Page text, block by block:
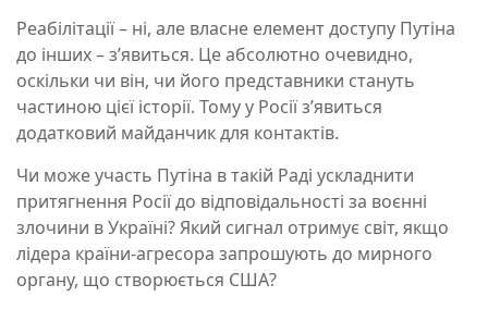
Реабілітації – ні, але власне елемент доступу Путіна
до інших – з’явиться. Це абсолютно очевидно,
оскільки чи він, чи його представники стануть
частиною цієї історії. Тому у Росії з’явиться
додатковий майданчик для контактів.
Чи може участь Путіна в такій Раді ускладнити
притягнення Росії до відповідальності за воєнні
злочини в Україні? Який сигнал отримує світ, якщо
лідера країни-агресора запрошують до мирного
органу, що створюється США?